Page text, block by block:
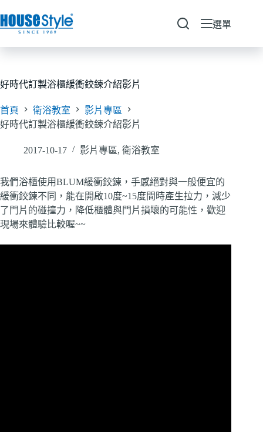
至
要
容
選單
好時代訂製浴櫃緩衝鉸鍊介紹影片
首頁 衛浴教室
影片專區
好時代訂製浴櫃緩衝鉸鍊介紹影片
2017-10-17 影片專區, 衛浴教室
我們浴櫃使用BLUM緩衝鉸鍊，手感絕對與一般便宜的
緩衝鉸鍊不同，能在開啟10度~15度間時產生拉力，減少
了門片的碰撞力，降低櫃體與門片損壞的可能性，歡迎
現場來體驗比較喔~~